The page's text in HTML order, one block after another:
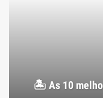
🏝️ As 10